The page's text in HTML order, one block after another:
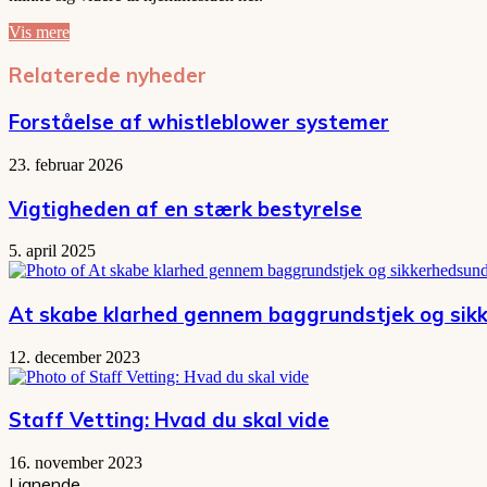
Vis mere
Relaterede nyheder
Forståelse af whistleblower systemer
23. februar 2026
Vigtigheden af en stærk bestyrelse
5. april 2025
At skabe klarhed gennem baggrundstjek og
12. december 2023
Staff Vetting: Hvad du skal vide
16. november 2023